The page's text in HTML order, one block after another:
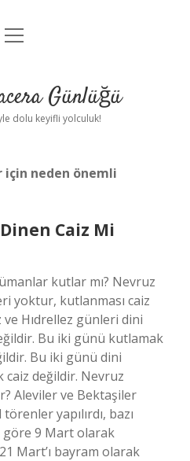
Uyarı
menüyü
Günlüğü
dolu keyifli yolculuk!
neden önemli
Caiz Mi
kutlar mı? Nevruz
yoktur, kutlanması caiz
ve Hıdrellez günleri dini
Bu iki günü kutlamak
Bu iki günü dini
değildir. Nevruz
Aleviler ve Bektaşiler
yapılırdı, bazı
göre 9 Mart olarak
Mart’ı bayram olarak